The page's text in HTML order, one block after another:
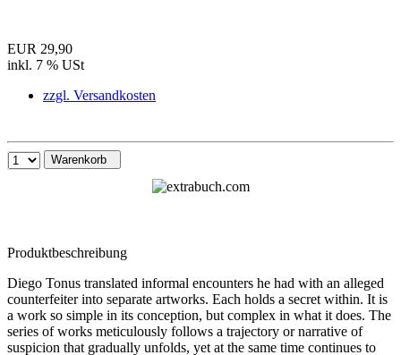
EUR 29,90
inkl. 7 % USt
zzgl. Versandkosten
Warenkorb
Produktbeschreibung
Diego Tonus translated informal encounters he had with an alleged
counterfeiter into separate artworks. Each holds a secret within. It is
a work so simple in its conception, but complex in what it does. The
series of works meticulously follows a trajectory or narrative of
suspicion that gradually unfolds, yet at the same time continues to